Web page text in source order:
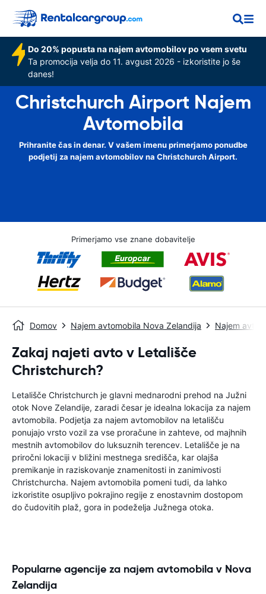
Do 20% popusta na najem avtomobilov po vsem svetu
Ta promocija velja do 11. avgust 2026 - izkoristite jo še
danes!
Christchurch Airport Najem
Avtomobila
Prihranite čas in denar. V vašem imenu primerjamo ponudbe
podjetij za najem avtomobilov na Christchurch Airport.
Primerjamo vse znane dobavitelje
Domov Najem avtomobila Nova Zelandija Najem
Zakaj najeti avto v Letališče
Christchurch?
Letališče Christchurch je glavni mednarodni prehod na Južni
otok Nove Zelandije, zaradi česar je idealna lokacija za najem
avtomobila. Podjetja za najem avtomobilov na letališču
ponujajo vrsto vozil za vse proračune in zahteve, od majhnih
mestnih avtomobilov do luksuznih terencev. Letališče je na
priročni lokaciji v bližini mestnega središča, kar olajša
premikanje in raziskovanje znamenitosti in zanimivosti
Christchurcha. Najem avtomobila pomeni tudi, da lahko
izkoristite osupljivo pokrajino regije z enostavnim dostopom
do čudovitih plaž, gora in podeželja Južnega otoka.
Popularne agencije za najem avtomobila v Nova
Zelandija